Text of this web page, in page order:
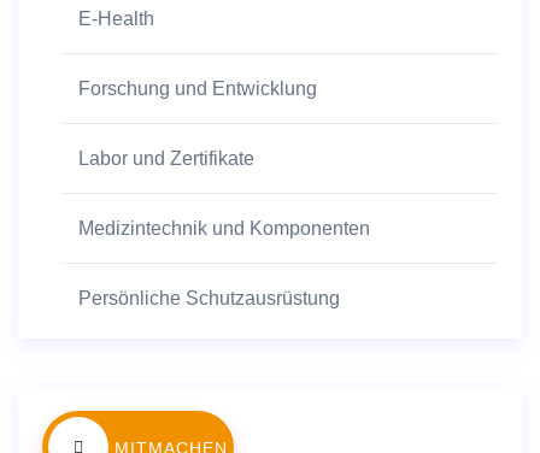
E-Health
Forschung und Entwicklung
Labor und Zertifikate
Medizintechnik und Komponenten
Persönliche Schutzausrüstung
MITMACHEN